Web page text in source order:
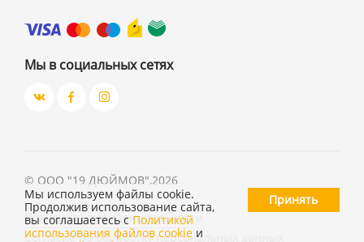
Мы в социальных сетях
© ООО "19 ДЮЙМОВ",2026
Политика конфиденциальности
Согласие на обработку персональных данных
Мы используем файлы cookie.
Продолжив использование сайта,
вы соглашаетесь с Политикой
использования файлов cookie и
Принять